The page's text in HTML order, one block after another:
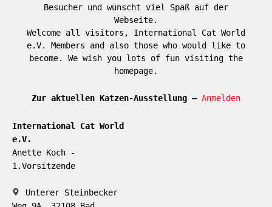
Besucher und wünscht viel Spaß auf der
Webseite.
Welcome all visitors, International Cat World
e.V. Members and also those who would like to
become. We wish you lots of fun visiting the
homepage.
Zur aktuellen Katzen-Ausstellung – Anmelden
International Cat World
e.V.
Anette Koch -
1.Vorsitzende
Unterer Steinbecker